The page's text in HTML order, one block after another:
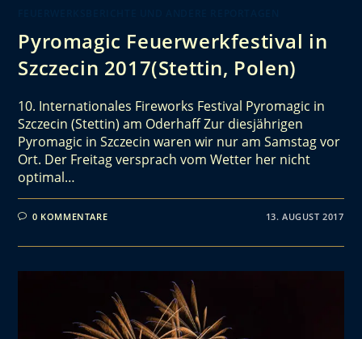
Pyromagic Feuerwerkfestival in
Szczecin 2017(Stettin, Polen)
10. Internationales Fireworks Festival Pyromagic in
Szczecin (Stettin) am Oderhaff Zur diesjährigen
Pyromagic in Szczecin waren wir nur am Samstag vor
Ort. Der Freitag versprach vom Wetter her nicht
optimal…
0 KOMMENTARE 13. AUGUST 2017